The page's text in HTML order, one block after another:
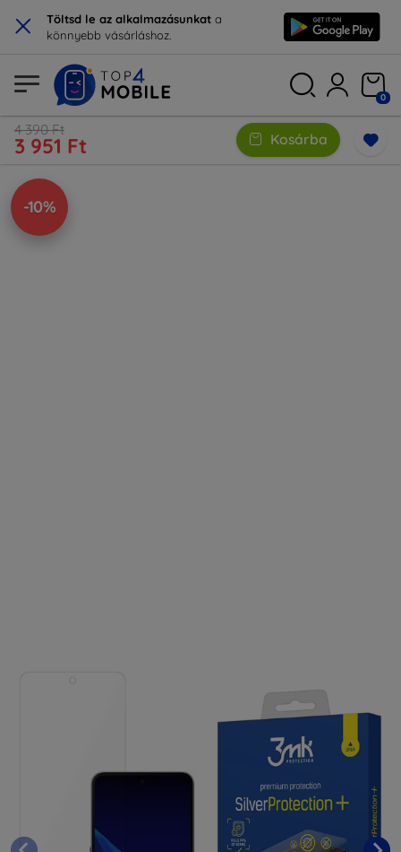
× Töltsd le az alkalmazásunkat a
könnyebb vásárláshoz.
0
4 390 Ft
3 951 Ft Kosárba
-10%